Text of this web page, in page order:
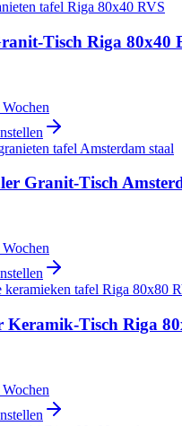
Tisch Riga 80x40
Granit-Tisch
Keramik-Tisch Riga